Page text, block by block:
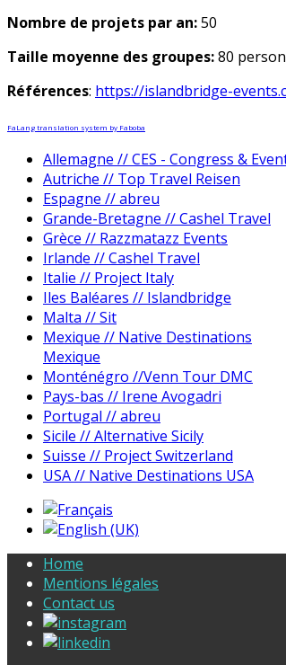
Nombre de projets par an:50
Taille moyenne des groupes:80
Références: https://islandbridge-
FaLang translation system by Faboba
Allemagne // CES - Congress &
Autriche // Top Travel Reisen
Espagne // abreu
Grande-Bretagne // Cashel Travel
Grèce // Razzmatazz Events
Irlande // Cashel Travel
Italie // Project Italy
Iles Baléares // Islandbridge
Malta // Sit
Mexique // Native Destinations
Mexique
Monténégro //Venn Tour DMC
Pays-bas // Irene Avogadri
Portugal // abreu
Sicile // Alternative Sicily
Suisse // Project Switzerland
USA // Native Destinations USA
Home
Mentions légales
Contact us